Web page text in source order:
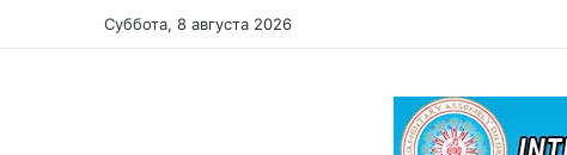
Суббота, 8 августа 2026